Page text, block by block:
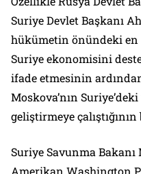
Suriye Devlet Başkanı
hükümetin önündeki
Suriye ekonomisini
ifade etmesinin
Moskova’nın
geliştirmeye
Suriye Savunma
Amerikan Washington